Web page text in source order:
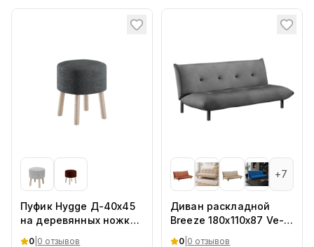
Пуфик Hygge Д-40х45
на деревянных ножках
Teddy19
0 0 отзывов
+7
Диван раскладной
Breeze 180х110х87 Ve-
0 0 отзывов